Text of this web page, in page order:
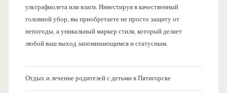
ультрафиолета или влаги. Инвестируя в качественный
головной убор, вы приобретаете не просто защиту от
непогоды, а уникальный маркер стиля, который делает
любой ваш выход запоминающимся и статусным.
Отдых и лечение родителей с детьми в Пятигорске